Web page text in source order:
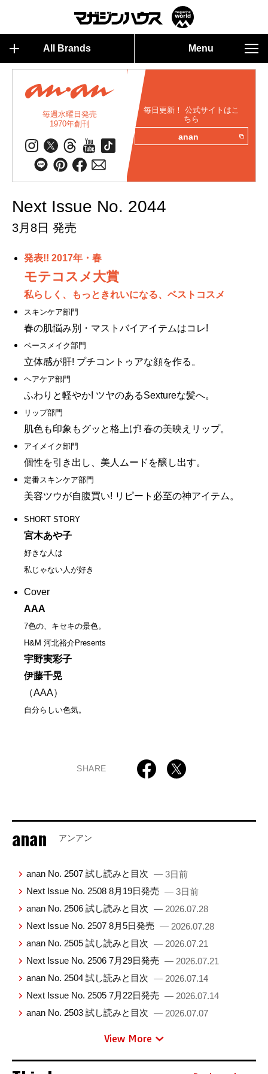
All Brands Menu
毎週水曜日発売
1970年創刊
毎日更新！ 公式サイトはこ
ちら
anan
Next Issue No. 2044
3月8日 発売
発表!! 2017年・春
モテコスメ大賞
私らしく、もっときれいになる、ベストコスメ
スキンケア部門
春の肌悩み別・マストバイアイテムはコレ!
ベースメイク部門
立体感が肝! プチコントゥアな顔を作る。
ヘアケア部門
ふわりと軽やか! ツヤのあるSextureな髪へ。
リップ部門
肌色も印象もグッと格上げ! 春の美映えリップ。
アイメイク部門
個性を引き出し、美人ムードを醸し出す。
定番スキンケア部門
美容ツウが自腹買い! リピート必至の神アイテム。
SHORT STORY
宮木あや子
好きな人は
私じゃない人が好き
Cover
AAA
7色の、キセキの景色。
H&M 河北裕介Presents
宇野実彩子
伊藤千晃
（AAA）
自分らしい色気。
SHARE
anan アンアン
anan No. 2507 試し読みと目次 — 3日前
Next Issue No. 2508 8月19日発売 — 3日前
anan No. 2506 試し読みと目次 — 2026.07.28
Next Issue No. 2507 8月5日発売 — 2026.07.28
anan No. 2505 試し読みと目次 — 2026.07.21
Next Issue No. 2506 7月29日発売 — 2026.07.21
anan No. 2504 試し読みと目次 — 2026.07.14
Next Issue No. 2505 7月22日発売 — 2026.07.14
anan No. 2503 試し読みと目次 — 2026.07.07
View More